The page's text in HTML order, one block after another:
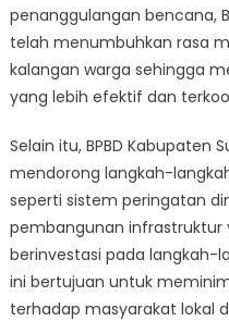
penanggulangan bencana,
telah menumbuhkan rasa
kalangan warga sehingga
yang lebih efektif dan
Selain itu, BPBD Kabupaten
mendorong langkah-
seperti sistem peringatan
pembangunan infrastruktur
berinvestasi pada langkah-
ini bertujuan untuk
terhadap masyarakat lokal